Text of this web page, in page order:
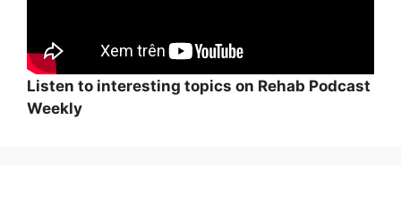
Listen to interesting topics on Rehab Podcast
Weekly